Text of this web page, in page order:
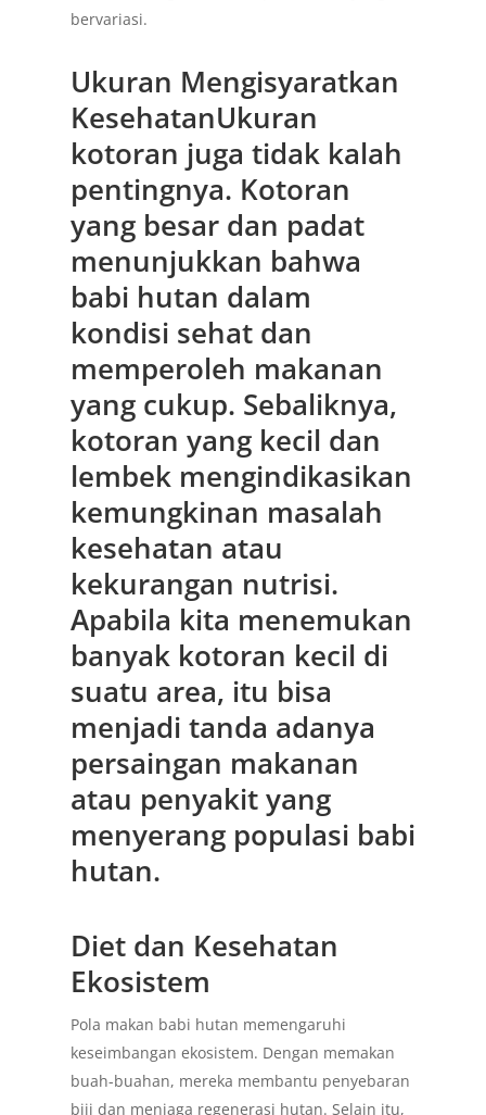
bervariasi.
Ukuran Mengisyaratkan
KesehatanUkuran
kotoran juga tidak kalah
pentingnya. Kotoran
yang besar dan padat
menunjukkan bahwa
babi hutan dalam
kondisi sehat dan
memperoleh makanan
yang cukup. Sebaliknya,
kotoran yang kecil dan
lembek mengindikasikan
kemungkinan masalah
kesehatan atau
kekurangan nutrisi.
Apabila kita menemukan
banyak kotoran kecil di
suatu area, itu bisa
menjadi tanda adanya
persaingan makanan
atau penyakit yang
menyerang populasi babi
hutan.
Diet dan Kesehatan
Ekosistem
Pola makan babi hutan memengaruhi
keseimbangan ekosistem. Dengan memakan
buah-buahan, mereka membantu penyebaran
biji dan menjaga regenerasi hutan. Selain itu,